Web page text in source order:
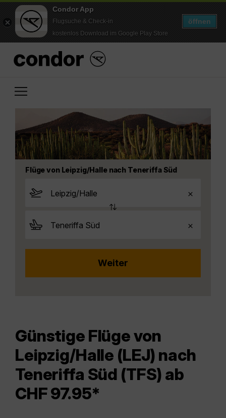
Condor App
Flugsuche & Check-in
kostenlos Download im Google Play Store
öffnen
Flüge von Leipzig/Halle nach Teneriffa Süd
Günstige Flüge von
Leipzig/Halle (LEJ) nach
Teneriffa Süd (TFS) ab
CHF 97.95*